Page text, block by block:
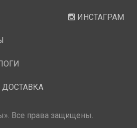
ИНСТАГРАМ
Все права защищены.